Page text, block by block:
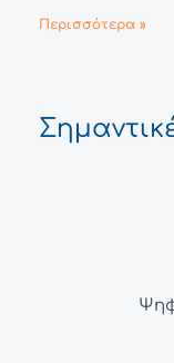
Περισσότερα »